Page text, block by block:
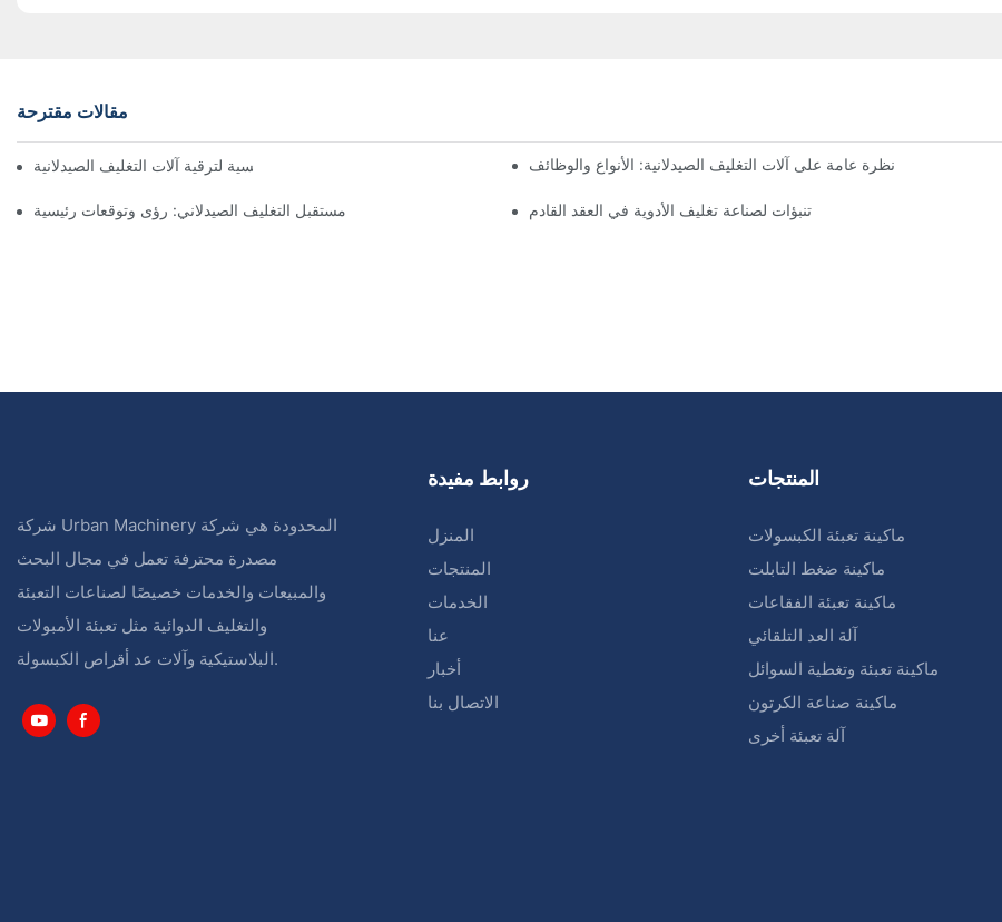
مقالات مقترحة
اعتبارات رئيسية لترقية آلات التغليف الصيدلانية نظرة عامة على آلات التغليف الصيدلانية: الأنواع والوظائف
مستقبل التغليف الصيدلاني: رؤى وتوقعات رئيسية تنبؤات لصناعة تغليف الأدوية في العقد القادم
شركة Urban Machinery المحدودة هي شركة
مصدرة محترفة تعمل في مجال البحث
والمبيعات والخدمات خصيصًا لصناعات التعبئة
والتغليف الدوائية مثل تعبئة الأمبولات
البلاستيكية وآلات عد أقراص الكبسولة.
روابط مفيدة
المنزل
المنتجات
الخدمات
عنا
أخبار
الاتصال بنا
المنتجات
ماكينة تعبئة الكبسولات
ماكينة ضغط التابلت
ماكينة تعبئة الفقاعات
آلة العد التلقائي
ماكينة تعبئة وتغطية السوائل
ماكينة صناعة الكرتون
آلة تعبئة أخرى